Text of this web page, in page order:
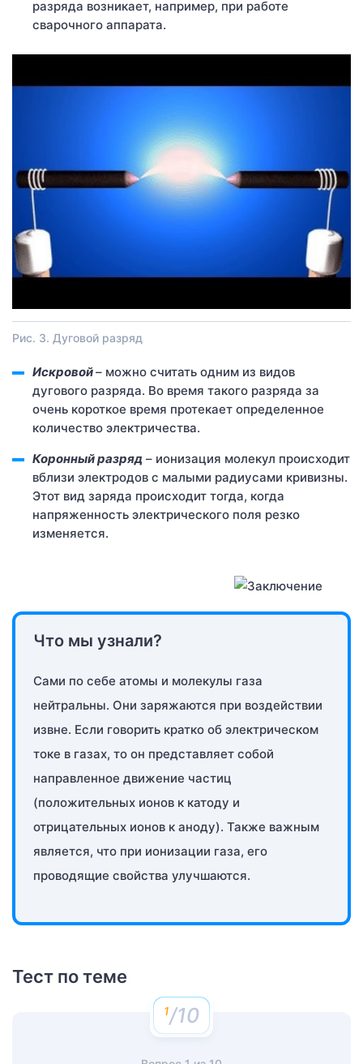
разряда возникает, например, при работе
сварочного аппарата.
Рис. 3. Дуговой разряд
Искровой– можно считать одним из видов
дугового разряда. Во время такого разряда за
очень короткое время протекает определенное
количество электричества.
Коронный разряд – ионизация молекул происходит
вблизи электродов с малыми радиусами кривизны.
Этот вид заряда происходит тогда, когда
напряженность электрического поля резко
изменяется.
Что мы узнали?
Сами по себе атомы и молекулы газа
нейтральны. Они заряжаются при воздействии
извне. Если говорить кратко об электрическом
токе в газах, то он представляет собой
направленное движение частиц
(положительных ионов к катоду и
отрицательных ионов к аноду). Также важным
является, что при ионизации газа, его
проводящие свойства улучшаются.
Тест по теме
/10